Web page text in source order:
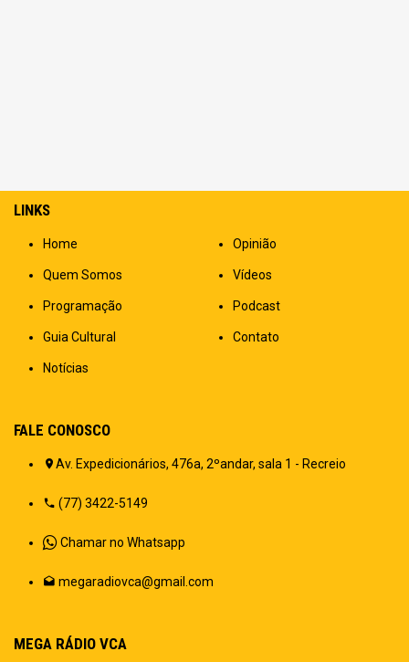
LINKS
Home
Quem Somos
Programação
Guia Cultural
Notícias
Opinião
Vídeos
Podcast
Contato
FALE CONOSCO
Av. Expedicionários, 476a, 2ºandar, sala 1 - Recreio
(77) 3422-5149
Chamar no Whatsapp
megaradiovca@gmail.com
MEGA RÁDIO VCA